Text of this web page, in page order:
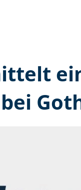
bei